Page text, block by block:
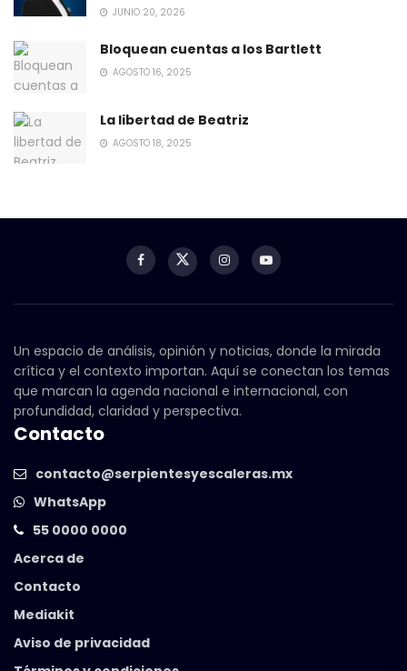
JUNIO 20, 2026
Bloquean cuentas a los Bartlett
AGOSTO 16, 2025
La libertad de Beatriz
AGOSTO 18, 2025
Un espacio de análisis, opinión y noticias, donde la mirada
crítica y el contexto importan. Aquí se conectan los temas
que marcan la agenda nacional e internacional, con
profundidad, claridad y perspectiva.
Contacto
contacto@serpientesyescaleras.mx
WhatsApp
55 0000 0000
Acerca de
Contacto
Mediakit
Aviso de privacidad